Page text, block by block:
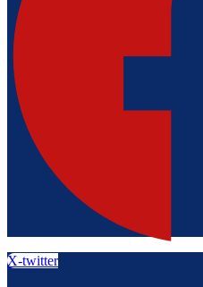
X-twitter